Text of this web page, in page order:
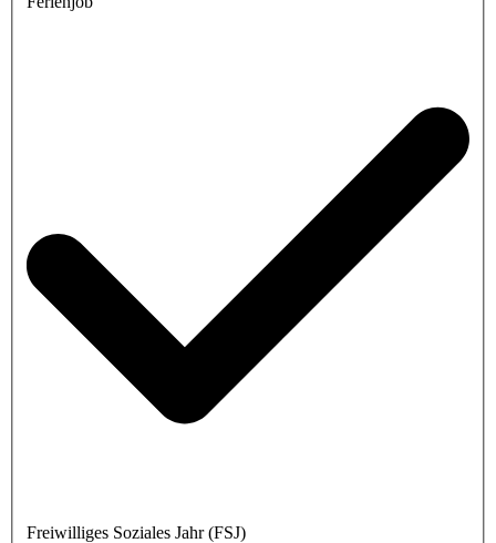
Freiwilliges Soziales Jahr (FSJ)